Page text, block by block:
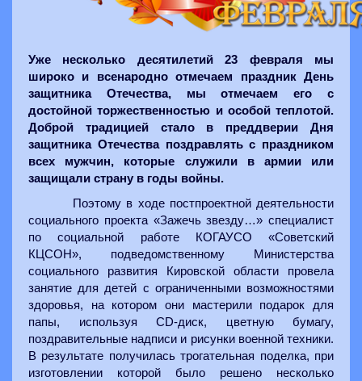
Уже несколько десятилетий 23 февраля мы
широко и всенародно отмечаем праздник День
защитника Отечества, мы отмечаем его с
достойной торжественностью и особой теплотой.
Доброй традицией стало в преддверии Дня
защитника Отечества поздравлять с праздником
всех мужчин, которые служили в армии или
защищали страну в годы войны.
Поэтому в ходе постпроектной деятельности
социального проекта «Зажечь звезду…» специалист
по социальной работе КОГАУСО «Советский
КЦСОН», подведомственному Министерства
социального развития Кировской области провела
занятие для детей с ограниченными возможностями
здоровья, на котором они мастерили подарок для
папы, используя CD-диск, цветную бумагу,
поздравительные надписи и рисунки военной техники.
В результате получилась трогательная поделка, при
изготовлении которой было решено несколько